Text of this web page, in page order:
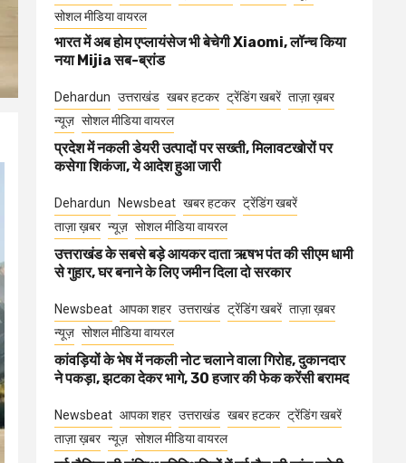
सोशल मीडिया वायरल
भारत में अब होम एप्लायंसेज भी बेचेगी Xiaomi, लॉन्च किया
नया Mijia सब-ब्रांड
Dehardun उत्तराखंड खबर हटकर ट्रेंडिंग खबरें ताज़ा ख़बर
न्यूज़ सोशल मीडिया वायरल
प्रदेश में नकली डेयरी उत्पादों पर सख्ती, मिलावटखोरों पर
कसेगा शिकंजा, ये आदेश हुआ जारी
Dehardun Newsbeat खबर हटकर ट्रेंडिंग खबरें
ताज़ा ख़बर न्यूज़ सोशल मीडिया वायरल
उत्तराखंड के सबसे बड़े आयकर दाता ऋषभ पंत की सीएम धामी
से गुहार, घर बनाने के लिए जमीन दिला दो सरकार
Newsbeat आपका शहर उत्तराखंड ट्रेंडिंग खबरें ताज़ा ख़बर
न्यूज़ सोशल मीडिया वायरल
कांवड़ियों के भेष में नकली नोट चलाने वाला गिरोह, दुकानदार
ने पकड़ा, झटका देकर भागे, 30 हजार की फेक करेंसी बरामद
Newsbeat आपका शहर उत्तराखंड खबर हटकर ट्रेंडिंग खबरें
ताज़ा ख़बर न्यूज़ सोशल मीडिया वायरल